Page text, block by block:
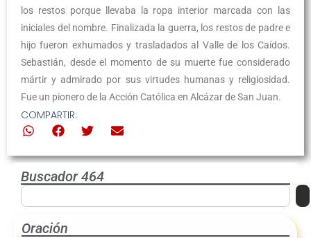
los restos porque llevaba la ropa interior marcada con las
iniciales del nombre. Finalizada la guerra, los restos de padre e
hijo fueron exhumados y trasladados al Valle de los Caídos.
Sebastián, desde el momento de su muerte fue considerado
mártir y admirado por sus virtudes humanas y religiosidad.
Fue un pionero de la Acción Católica en Alcázar de San Juan.
COMPARTIR:
Buscador 464
Oración